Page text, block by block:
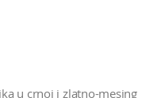
u crnoj i zlatno-mesing